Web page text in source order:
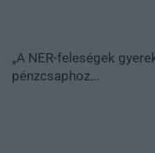
„A NER-feleségek
pénzcsaphoz...